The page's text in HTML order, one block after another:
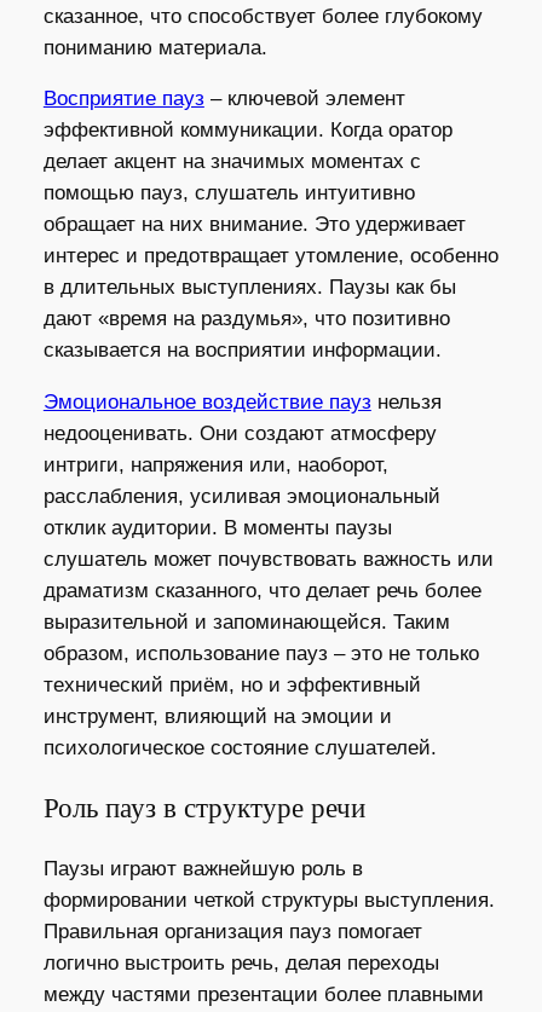
сказанное, что способствует более глубокому
пониманию материала.
Восприятие пауз– ключевой элемент
эффективной коммуникации. Когда оратор
делает акцент на значимых моментах с
помощью пауз, слушатель интуитивно
обращает на них внимание. Это удерживает
интерес и предотвращает утомление, особенно
в длительных выступлениях. Паузы как бы
дают «время на раздумья», что позитивно
сказывается на восприятии информации.
Эмоциональное воздействие паузнельзя
недооценивать. Они создают атмосферу
интриги, напряжения или, наоборот,
расслабления, усиливая эмоциональный
отклик аудитории. В моменты паузы
слушатель может почувствовать важность или
драматизм сказанного, что делает речь более
выразительной и запоминающейся. Таким
образом, использование пауз – это не только
технический приём, но и эффективный
инструмент, влияющий на эмоции и
психологическое состояние слушателей.
Роль пауз в структуре речи
Паузы играют важнейшую роль в
формировании четкой структуры выступления.
Правильная организация пауз помогает
логично выстроить речь, делая переходы
между частями презентации более плавными